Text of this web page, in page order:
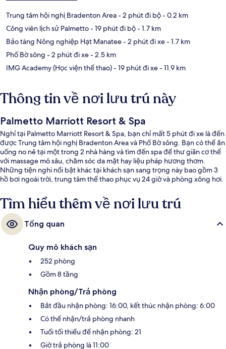
Trung tâm hội nghị Bradenton Area- 2 phút đi bộ- 0.2 km
Công viên lịch sử Palmetto- 19 phút đi bộ- 1.7 km
Bảo tàng Nông nghiệp Hạt Manatee- 2 phút đi xe- 1.7 km
Phố Bờ sông - 2 phút đi xe- 2.5 km
IMG Academy (Học viện thể thao)- 19 phút đi xe- 11.9 km
Thông tin về nơi lưu trú này
Palmetto Marriott Resort & Spa
Nghỉ tại Palmetto Marriott Resort & Spa, bạn chỉ mất 5 phút đi xe là đến
được Trung tâm hội nghị Bradenton Area và Phố Bờ sông. Bạn có thể ăn
uống no nê tại một trong 2 nhà hàng và tìm đến spa để thư giãn cơ thể
với massage mô sâu, chăm sóc da mặt hay liệu pháp hương thơm.
Những tiện nghi nổi bật khác tại khách sạn sang trọng này bao gồm 3
hồ bơi ngoài trời, trung tâm thể thao phục vụ 24 giờ và phòng xông hơi.
Tìm hiểu thêm về nơi lưu trú
Tổng quan
Quy mô khách sạn
252 phòng
Gồm 8 tầng
Nhận phòng/Trả phòng
Bắt đầu nhận phòng: 16:00, kết thúc nhận phòng: 6:00
Có thể nhận/trả phòng nhanh
Tuổi tối thiểu để nhận phòng: 21
Giờ trả phòng là 11:00